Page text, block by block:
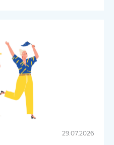
29.07.2026